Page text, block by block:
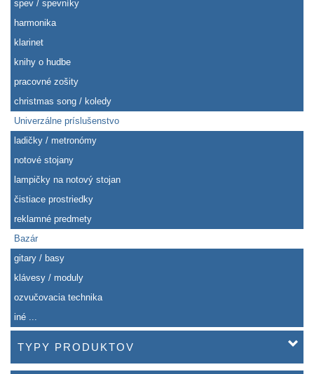
spev / spevníky
harmonika
klarinet
knihy o hudbe
pracovné zošity
christmas song / koledy
Univerzálne príslušenstvo
ladičky / metronómy
notové stojany
lampičky na notový stojan
čistiace prostriedky
reklamné predmety
Bazár
gitary / basy
klávesy / moduly
ozvučovacia technika
iné ...
TYPY PRODUKTOV